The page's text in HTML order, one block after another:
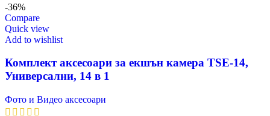
-36%
Compare
Quick view
Add to wishlist
Комплект аксесоари за екшън камера TSE-14,
Универсални, 14 в 1
Фото и Видео аксесоари